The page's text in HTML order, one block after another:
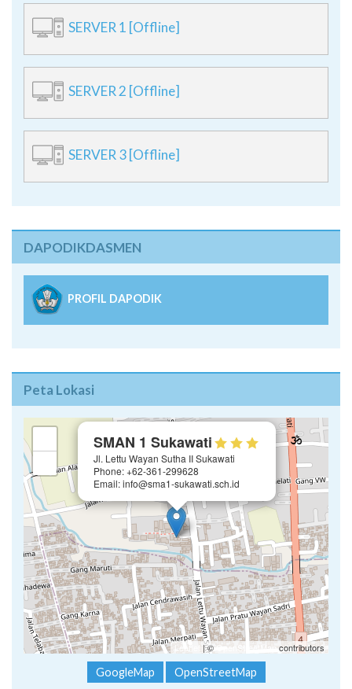
SERVER 1 [Offline]
SERVER 2 [Offline]
SERVER 3 [Offline]
DAPODIKDASMEN
PROFIL DAPODIK
Peta Lokasi
SMAN 1 Sukawati
Jl. Lettu Wayan Sutha II Sukawati
Phone: +62-361-299628
Email: info@sma1-sukawati.sch.id
Leaflet | ©OpenStreetMap contributors
GoogleMap OpenStreetMap